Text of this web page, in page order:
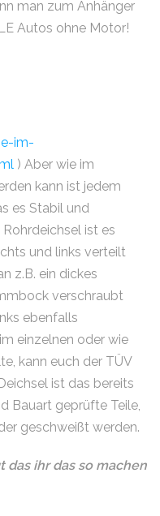
man zum Anhänger
Autos ohne Motor!
im-
) Aber wie im
kann ist jedem
es Stabil und
ist es
und links verteilt
z.B. ein dickes
verschraubt
ebenfalls
einzelnen oder wie
kann euch der TÜV
ist das bereits
Bauart geprüfte Teile,
geschweißt werden.
das ihr das so machen